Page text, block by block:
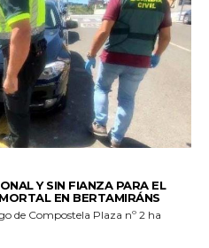
Y SIN FIANZA PARA EL
EN BERTAMIRÁNS
de Compostela Plaza nº 2 ha